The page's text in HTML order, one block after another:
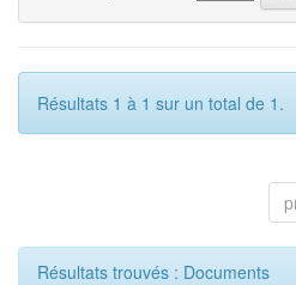
Résultats 1 à 1 sur un total de 1.
Résultats trouvés : Documents